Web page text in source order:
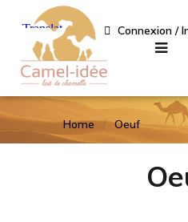
Connexion /
Home Oeuf